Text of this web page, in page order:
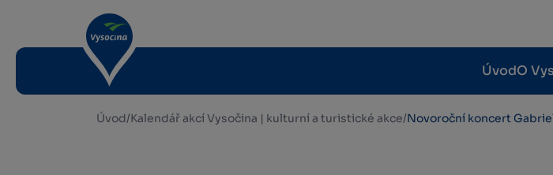
ÚvodO
Úvod/Kalendář akcí Vysočina | kulturní a turistické akce/Novoroční koncert